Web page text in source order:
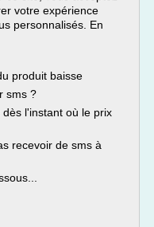
votre expérience
personnalisés. En
produit baisse
sms ?
l'instant où le prix
recevoir de sms à